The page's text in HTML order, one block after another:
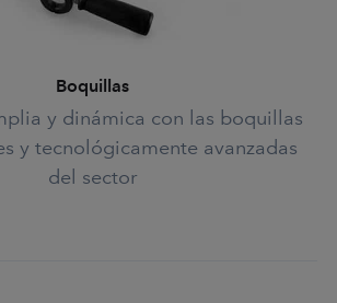
Boquillas
y dinámica con las boquillas
y tecnológicamente avanzadas
del sector